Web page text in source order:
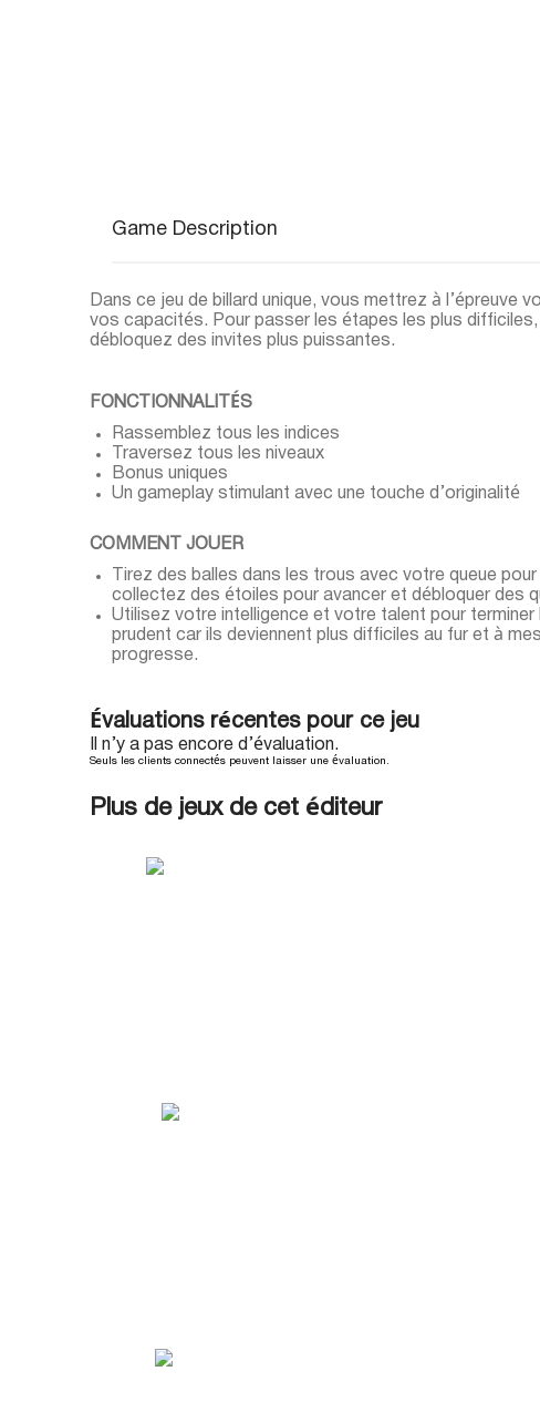
Game Description
Dans ce jeu de billard unique, vous mettrez à l’épreuve
vos capacités. Pour passer les étapes les plus
débloquez des invites plus puissantes.
FONCTIONNALITÉS
Rassemblez tous les indices
Traversez tous les niveaux
Bonus uniques
Un gameplay stimulant avec une touche d’originalité
COMMENT JOUER
Tirez des balles dans les trous avec votre queue
collectez des étoiles pour avancer et débloquer des
Utilisez votre intelligence et votre talent pour terminer
prudent car ils deviennent plus difficiles au fur et à
progresse.
Évaluations récentes pour ce jeu
Il n’y a pas encore d’évaluation.
Seuls les clients connectés peuvent laisser une évaluation.
Plus de jeux de cet éditeur